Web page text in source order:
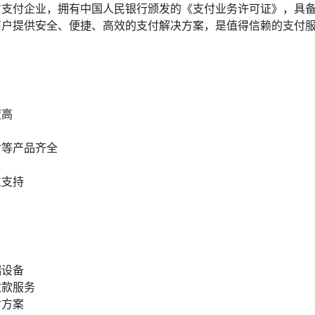
付企业，拥有中国人民银行颁发的《支付业务许可证》，具
提供安全、便捷、高效的支付解决方案，是值得信赖的支付
产品齐全
持
备
服务
案